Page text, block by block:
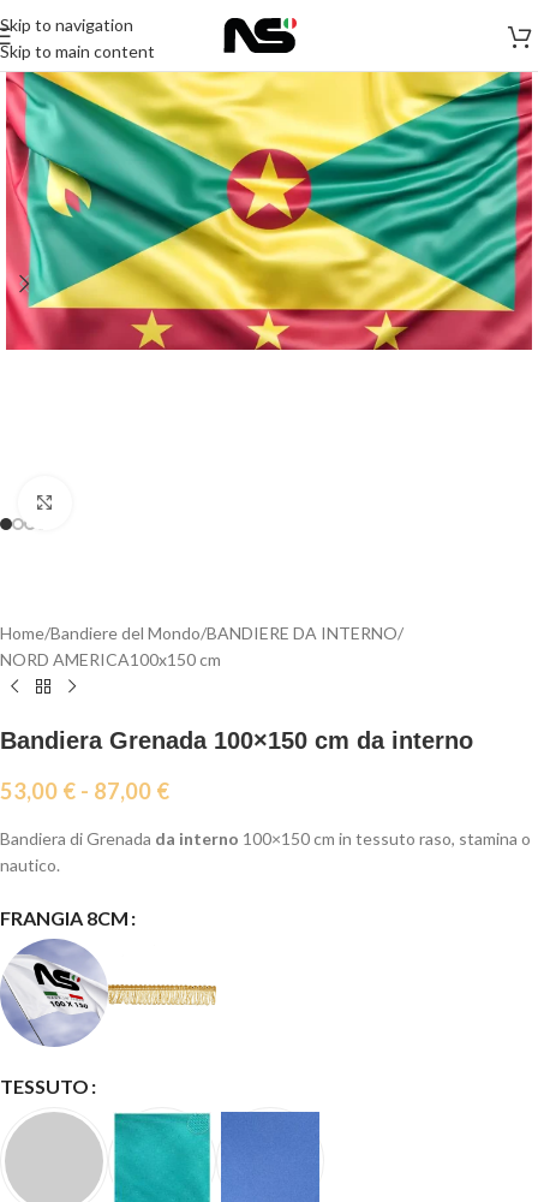
Skip to navigation
Skip to main content
Home/Bandiere del Mondo/BANDIERE DA INTERNO/
NORD AMERICA100x150 cm
Bandiera Grenada 100×150 cm da interno
53,00 € - 87,00 €
Bandiera di Grenada da interno 100×150 cm in tessuto raso, stamina o
nautico.
FRANGIA 8CM
TESSUTO